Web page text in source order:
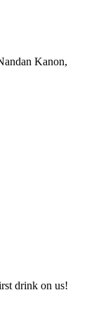
Kanon,
drink on us!